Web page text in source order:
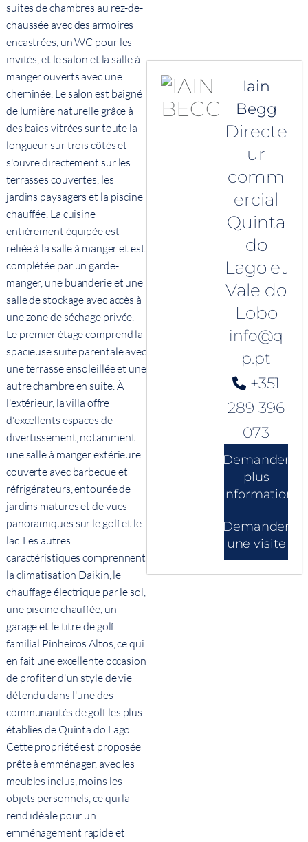
suites de chambres au rez-de-
chaussée avec des armoires
encastrées, un WC pour les
invités, et le salon et la salle à
manger ouverts avec une
cheminée. Le salon est baigné
de lumière naturelle grâce à
des baies vitrées sur toute la
longueur sur trois côtés et
s'ouvre directement sur les
terrasses couvertes, les
jardins paysagers et la piscine
chauffée. La cuisine
entièrement équipée est
reliée à la salle à manger et est
complétée par un garde-
manger, une buanderie et une
salle de stockage avec accès à
une zone de séchage privée.
Le premier étage comprend la
spacieuse suite parentale avec
une terrasse ensoleillée et une
autre chambre en suite. À
l'extérieur, la villa offre
d'excellents espaces de
divertissement, notamment
une salle à manger extérieure
couverte avec barbecue et
réfrigérateurs, entourée de
jardins matures et de vues
panoramiques sur le golf et le
lac. Les autres
caractéristiques comprennent
la climatisation Daikin, le
chauffage électrique par le sol,
une piscine chauffée, un
garage et le titre de golf
familial Pinheiros Altos, ce qui
en fait une excellente occasion
de profiter d'un style de vie
détendu dans l'une des
communautés de golf les plus
établies de Quinta do Lago.
Cette propriété est proposée
prête à emménager, avec les
meubles inclus, moins les
objets personnels, ce qui la
rend idéale pour un
emménagement rapide et
Iain
Begg
Directe
ur
comm
ercial
Quinta
do
Lago et
Vale do
Lobo
info@q
p.pt
+351
289 396
073
Demander
plus
d'informations
Demander
une visite